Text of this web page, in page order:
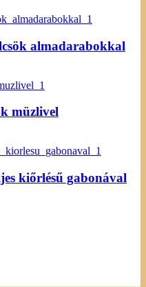
almadarabokkal
müzlivel
kiőrlésű gabonával